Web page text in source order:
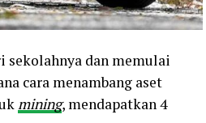
sekolahnya dan memulai
cara menambang aset
mining, mendapatkan 4